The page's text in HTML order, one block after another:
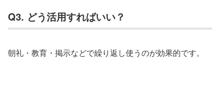
Q3. どう活用すればいい？
朝礼・教育・掲示などで繰り返し使うのが効果的です。